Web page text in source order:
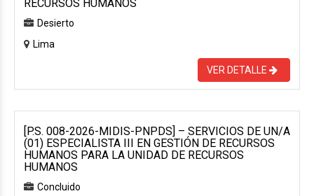
RECURSOS HUMANOS
Desierto
Lima
VER DETALLE
[P.S. 008-2026-MIDIS-PNPDS] – SERVICIOS DE UN/A
(01) ESPECIALISTA III EN GESTIÓN DE RECURSOS
HUMANOS PARA LA UNIDAD DE RECURSOS
HUMANOS
Concluido